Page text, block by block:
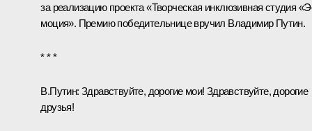
за реализацию проекта «Творческая инклюзивная студия
моция». Премию победительнице вручил Владимир Путин.
* * *
В.Путин: Здравствуйте, дорогие мои! Здравствуйте, дорогие
друзья!